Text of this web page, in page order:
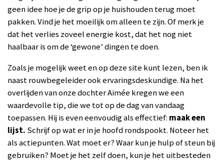
geen idee hoe je de grip op je huishouden terug moet
pakken. Vind je het moeilijk om alleen te zijn. Of merk je
dat het verlies zoveel energie kost, dat het nog niet
haalbaar is om de ‘gewone’ dingen te doen.
Zoals je mogelijk weet en op deze site kunt lezen, ben ik
naast rouwbegeleider ook ervaringsdeskundige. Na het
overlijden van onze dochter Aimée kregen we een
waardevolle tip, die we tot op de dag van vandaag
toepassen. Hij is even eenvoudig als effectief: maak een
lijst. Schrijf op wat er in je hoofd rondspookt. Noteer het
als actiepunten. Wat moet er? Waar kun je hulp of steun bij
gebruiken? Moet je het zelf doen, kun je het uitbesteden